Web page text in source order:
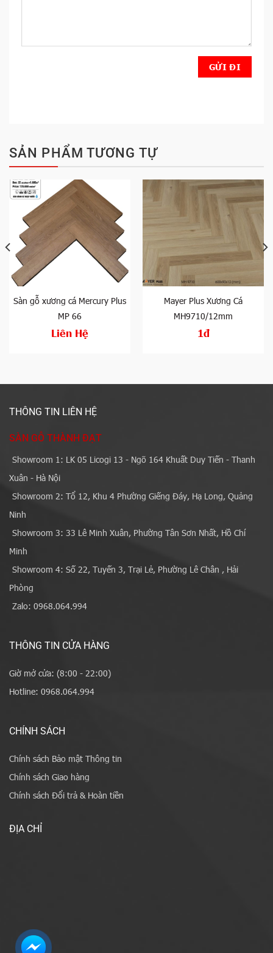
SẢN PHẨM TƯƠNG TỰ
Sàn gỗ xương cá Mercury Plus
MP 66
Liên Hệ
Mayer Plus Xương Cá
MH9710/12mm
1đ
THÔNG TIN LIÊN HỆ
SÀN GỖ THÀNH ĐẠT
Showroom 1: LK 05 Licogi 13 - Ngõ 164 Khuất Duy Tiến - Thanh
Xuân - Hà Nội
Showroom 2: Tổ 12, Khu 4 Phường Giếng Đáy, Hạ Long, Quảng
Ninh
Showroom 3: 33 Lê Minh Xuân, Phường Tân Sơn Nhất, Hồ Chí
Minh
Showroom 4: Số 22, Tuyến 3, Trại Lẻ, Phường Lê Chân , Hải
Phòng
Zalo: 0968.064.994
THÔNG TIN CỬA HÀNG
Giờ mở cửa: (8:00 - 22:00)
Hotline: 0968.064.994
CHÍNH SÁCH
Chính sách Bảo mật Thông tin
Chính sách Giao hàng
Chính sách Đổi trả & Hoàn tiền
ĐỊA CHỈ